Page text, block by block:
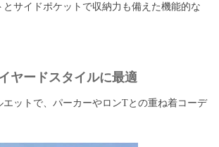
とサイドポケットで収納力も備えた機能的な
ヤードスタイルに最適
エットで、パーカーやロンTとの重ね着コーデ